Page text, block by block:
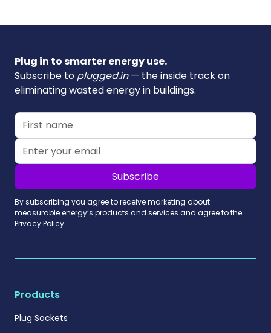
Plug in to smarter energy use.
Subscribe to plugged.in— the inside track on
eliminating wasted energy in buildings.
By subscribing you agree to receive marketing about
measurable.energy’s products and services and agree to the
Privacy Policy.
Products
Plug Sockets